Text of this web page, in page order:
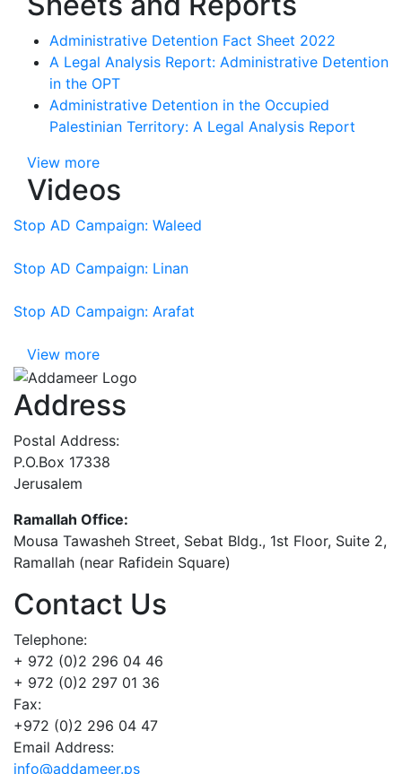
Administrative Detention Fact Sheet 2022
A Legal Analysis Report: Administrative Detention
in the OPT
Administrative Detention in the Occupied
Palestinian Territory: A Legal Analysis Report
View more
Videos
Stop AD Campaign: Waleed
Stop AD Campaign: Linan
Stop AD Campaign: Arafat
View more
Address
Postal Address:
P.O.Box 17338
Jerusalem
Ramallah Office:
Mousa Tawasheh Street, Sebat Bldg., 1st Floor, Suite 2,
Ramallah (near Rafidein Square)
Contact Us
Telephone:
+ 972 (0)2 296 04 46
+ 972 (0)2 297 01 36
Fax:
+972 (0)2 296 04 47
Email Address:
info@addameer.ps